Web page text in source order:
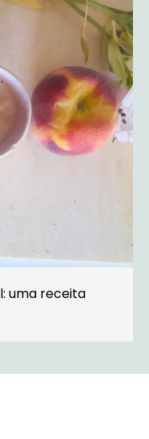
uma receita